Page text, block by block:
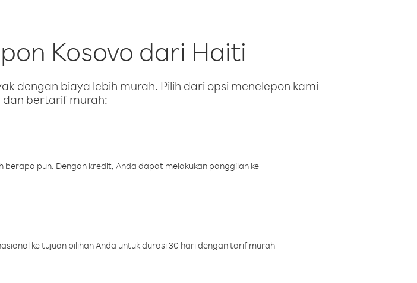
Kosovo dari Haiti
dengan biaya lebih murah. Pilih dari opsi menelepon kami
dan bertarif murah:
pun. Dengan kredit, Anda dapat melakukan panggilan ke
ke tujuan pilihan Anda untuk durasi 30 hari dengan tarif murah